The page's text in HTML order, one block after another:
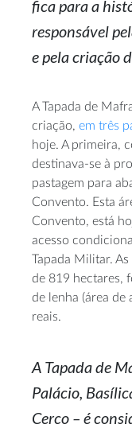
fica para a
responsável
e pela criação
A Tapada de
criação, em três
hoje. A primeira,
destinava-se à
pastagem para
Convento. Esta
Convento, está
acesso
Tapada Militar.
de 819 hectares,
de lenha (área de
reais.
A Tapada de
Palácio,
Cerco – é